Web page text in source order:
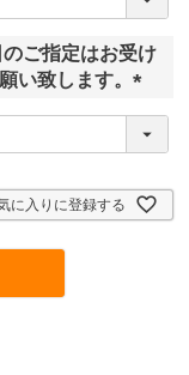
)
ご指定はお受け
い致します。
(
必
)
に入りに登録する